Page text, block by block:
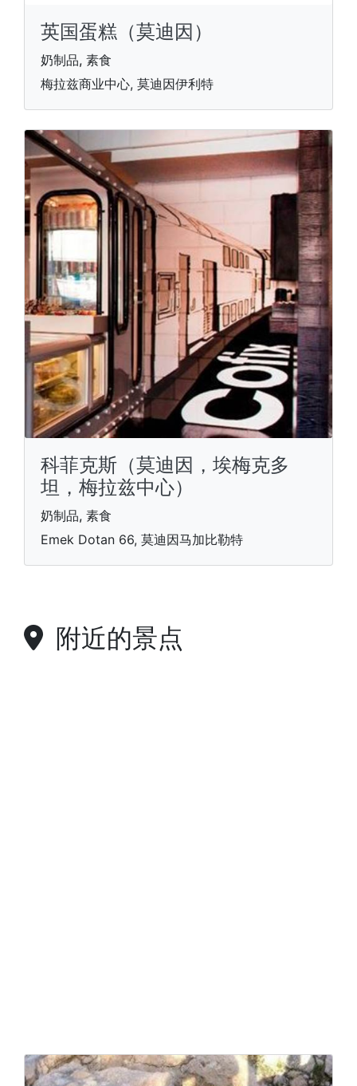
英国蛋糕（莫迪因）
奶制品, 素食
梅拉兹商业中心, 莫迪因伊利特
科菲克斯（莫迪因，埃梅克多
坦，梅拉兹中心）
奶制品, 素食
Emek Dotan 66, 莫迪因马加比勒特
附近的景点